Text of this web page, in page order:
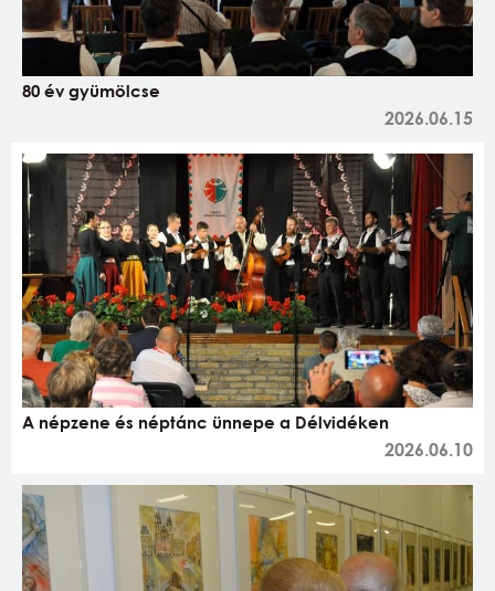
80 év gyümölcse
2026.06.15
A népzene és néptánc ünnepe a Délvidéken
2026.06.10